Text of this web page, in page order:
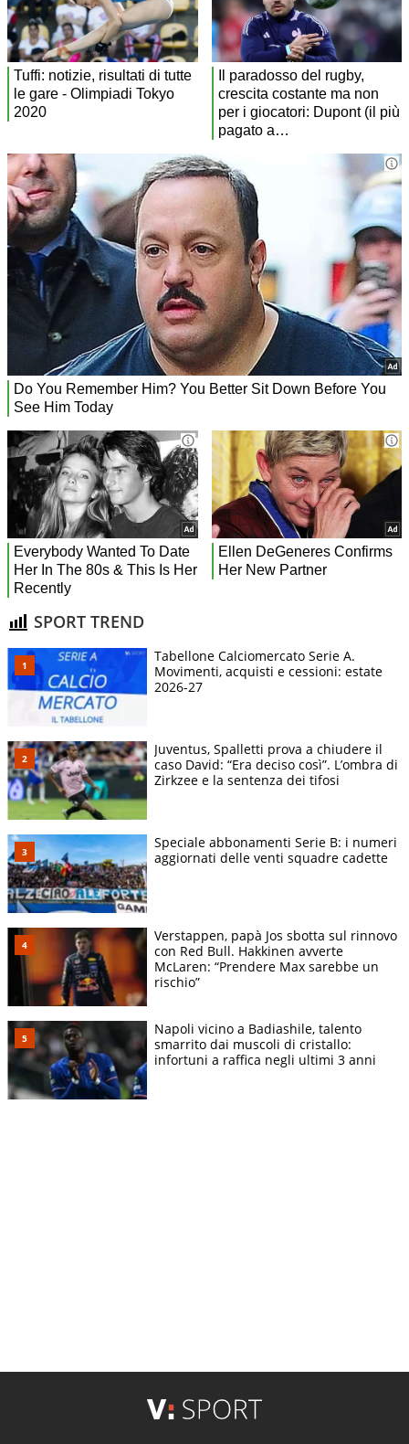
SPORT TREND
Tabellone Calciomercato Serie A.
Movimenti, acquisti e cessioni: estate
2026-27
Juventus, Spalletti prova a chiudere il
caso David: “Era deciso così”. L’ombra di
Zirkzee e la sentenza dei tifosi
Speciale abbonamenti Serie B: i numeri
aggiornati delle venti squadre cadette
Verstappen, papà Jos sbotta sul rinnovo
con Red Bull. Hakkinen avverte
McLaren: “Prendere Max sarebbe un
rischio”
Napoli vicino a Badiashile, talento
smarrito dai muscoli di cristallo:
infortuni a raffica negli ultimi 3 anni